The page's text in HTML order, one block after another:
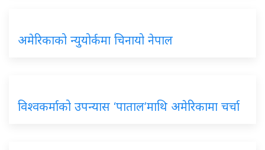
अमेरिकाको न्युयोर्कमा चिनायो नेपाल
विश्वकर्माको उपन्यास ‘पाताल’माथि अमेरिकामा चर्चा